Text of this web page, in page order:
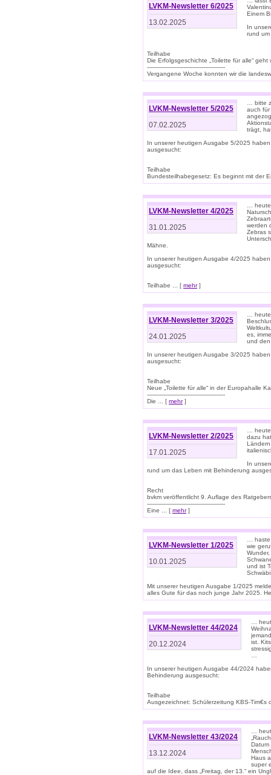
LVKM-Newsletter 6/2025
13.02.2025
Einem
In
rund
Teilhabe
Die Erfolgsgeschichte „Toilette für alle“
-------------------------------------------
Vergangene Woche konnten wir die
LVKM-Newsletter 5/2025
07.02.2025
… bitte
auch für
trägt,
In unserer heutigen Ausgabe 5/2025
ausgesucht:
Teilhabe
Bundesteilhabegesetz: Es beginnt mit der
LVKM-Newsletter 4/2025
31.01.2025
…
werden
Zebras
Mähne.
In unserer heutigen Ausgabe 4/2025
ausgesucht:
Teilhabe ... [ mehr]
LVKM-Newsletter 3/2025
24.01.2025
…
es,
und
In unserer heutigen Ausgabe 3/2025
ausgesucht:
Teilhabe
Neue „Toilette für alle“ in der Europahalle
-------------------------------------------
Die ... [ mehr]
LVKM-Newsletter 2/2025
17.01.2025
…
dazu
In
rund um das Leben mit Behinderung
Recht
bvkm veröffentlicht 9. Auflage des
-------------------------------------------
Eine ... [ mehr]
LVKM-Newsletter 1/2025
10.01.2025
…
wie
und ist
Mit unserer heutigen Ausgabe 1/2025
alles Gute für das noch junge Jahr 2025.
LVKM-Newsletter 44/2024
20.12.2024
…
ist.
In unserer heutigen Ausgabe 44/2024
Behinderung ausgesucht:
Teilhabe
Ausgezeichnet: Schülerzeitung KBS-Tim€s
LVKM-Newsletter 43/2024
13.12.2024
…
Datum
Haus
super
auf die Idee, dass „Freitag, der 13.“ ein